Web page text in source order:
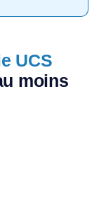
UCS
moins